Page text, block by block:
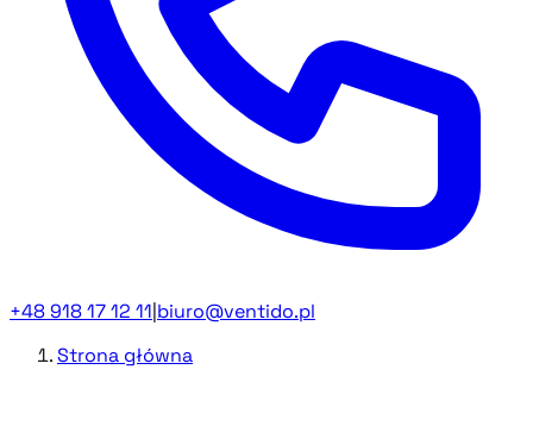
+48 918 17 12 11 biuro@ventido.pl
Strona główna